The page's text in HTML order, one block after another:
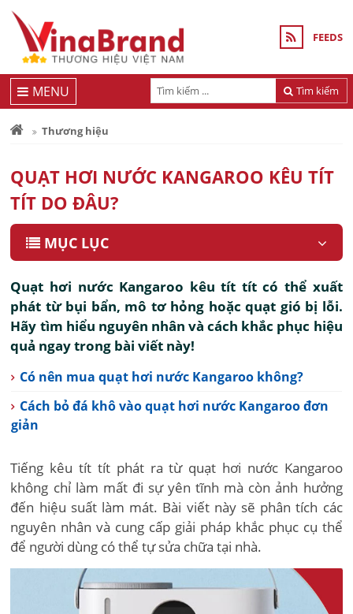
FEEDS
Tìm kiếm
MENU
Thương hiệu
QUẠT HƠI NƯỚC KANGAROO KÊU TÍT
TÍT DO ĐÂU?
MỤC LỤC
Quạt hơi nước Kangaroo kêu tít tít có thể xuất
phát từ bụi bẩn, mô tơ hỏng hoặc quạt gió bị lỗi.
Hãy tìm hiểu nguyên nhân và cách khắc phục hiệu
quả ngay trong bài viết này!
Có nên mua quạt hơi nước Kangaroo không?
Cách bỏ đá khô vào quạt hơi nước Kangaroo đơn
giản
Tiếng kêu tít tít phát ra từ quạt hơi nước Kangaroo
không chỉ làm mất đi sự yên tĩnh mà còn ảnh hưởng
đến hiệu suất làm mát. Bài viết này sẽ phân tích các
nguyên nhân và cung cấp giải pháp khắc phục cụ thể
để người dùng có thể tự sửa chữa tại nhà.